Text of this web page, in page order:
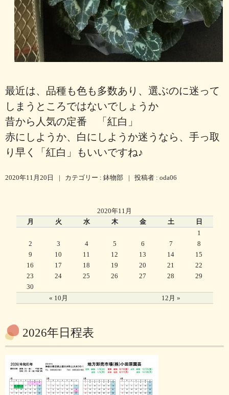
最近は、品種も色も多数あり、選ぶのに迷って
しまうところではないでしょうか
昔から人気の定番 「紅白」
赤にしようか、白にしようか迷うなら、手っ取
り早く「紅白」もいいですね♪
2020年11月20日 | カテゴリー : 鉢物部 | 投稿者 : oda06
2020年11月
月
火 水 木 金 土 日
« 10月 12月 »
1
2
3 4 5 6 7
8
9
10 11 12 13 14
15
16
17 18 19 20 21
22
23
24 25 26 27 28
29
30
2026年日程表